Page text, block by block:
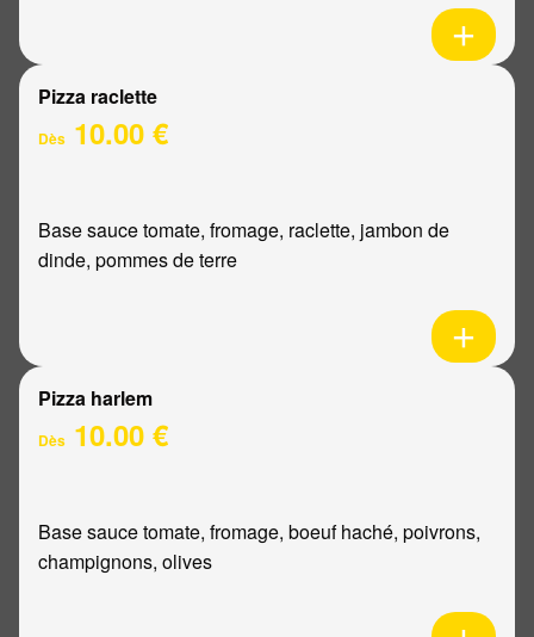
Pizza raclette
Dès 10.00 €
Base sauce tomate, fromage, raclette, jambon de
dinde, pommes de terre
Pizza harlem
Dès 10.00 €
Base sauce tomate, fromage, boeuf haché, poivrons,
champignons, olives